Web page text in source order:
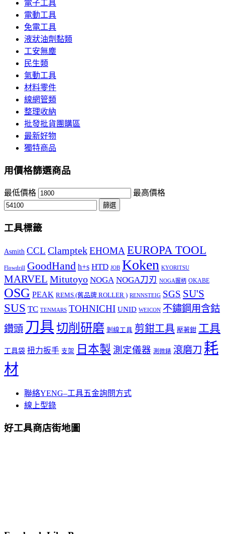
電子工具
電動工具
免電工具
液狀油劑黏類
工安無塵
民生類
氣動工具
材料零件
線網管類
整理收納
批發批貨團購區
最新好物
獨特商品
用價格篩選商品
最低價格 最高價格
篩選
工具標籤
Asmith CCL ClamptekEHOMA EUROPA TOOL
Flowdrill GoodHand h+s HTD JOB Koken KYORITSU
MARVEL Mitutoyo NOGA NOGA刀刃 NOGA握柄 OKABE
OSG PEAK REMS (舊品牌 ROLLER ) RENNSTEIG SGS SU'S
SUS TC TENMARS TOHNICHI UNID WEICON 不鏽鋼用含鈷
鑽頭 刀具切削研磨 剝線工具 剪鉗工具 壓著鉗 工具
工具袋 扭力扳手 支架 日本製 測定儀器 測微錶 滾磨刀 耗
材
聯絡YENG–工具五金詢問方式
線上型錄
好工具商店街地圖